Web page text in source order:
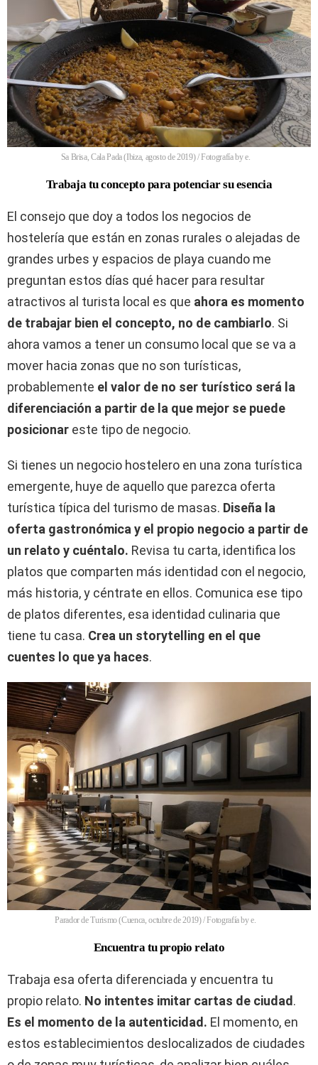
Sa Brisa, Cala Pada (Ibiza, agosto de 2019) / Fotografía by e.
Trabaja tu concepto para potenciar su esencia
El consejo que doy a todos los negocios de
hostelería que están en zonas rurales o alejadas de
grandes urbes y espacios de playa cuando me
preguntan estos días qué hacer para resultar
atractivos al turista local es que ahora es momento
de trabajar bien el concepto, no de cambiarlo. Si
ahora vamos a tener un consumo local que se va a
mover hacia zonas que no son turísticas,
probablemente el valor de no ser turístico será la
diferenciación a partir de la que mejor se puede
posicionar este tipo de negocio.
Si tienes un negocio hostelero en una zona turística
emergente, huye de aquello que parezca oferta
turística típica del turismo de masas. Diseña la
oferta gastronómica y el propio negocio a partir de
un relato y cuéntalo. Revisa tu carta, identifica los
platos que comparten más identidad con el negocio,
más historia, y céntrate en ellos. Comunica ese tipo
de platos diferentes, esa identidad culinaria que
tiene tu casa. Crea un storytelling en el que
cuentes lo que ya haces.
Parador de Turismo (Cuenca, octubre de 2019) / Fotografía by e.
Encuentra tu propio relato
Trabaja esa oferta diferenciada y encuentra tu
propio relato. No intentes imitar cartas de ciudad.
Es el momento de la autenticidad. El momento, en
estos establecimientos deslocalizados de ciudades